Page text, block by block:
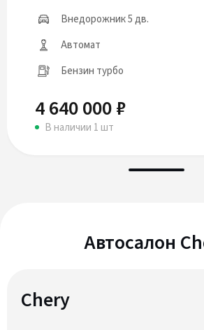
Внедорожник 5 дв.
Автомат
Бензин турбо
4 640 000 ₽
В наличии 1 шт
Автосалон
Chery